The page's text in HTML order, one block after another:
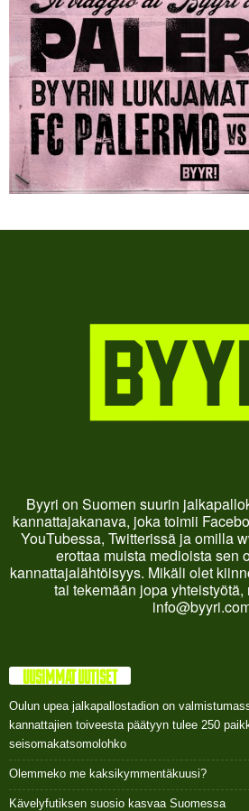
Byyri on Suomen suurin
kannattajakanava, joka toimii
YouTubessa, Twitterissä ja omilla
erottaa muista medioista sen
kannattajalähtöisyys. Mikäli olet
tai tekemään jopa yhteistyötä,
UUSIMMAT UUTISET
Oulun upea jalkapallostadion on
kannattajien toiveesta päätyyn tulee 250
seisomakatsomolohko
Olemmeko me kaksikymmentäkuusi?
Kävelyfutiksen suosio kasvaa Suomessa